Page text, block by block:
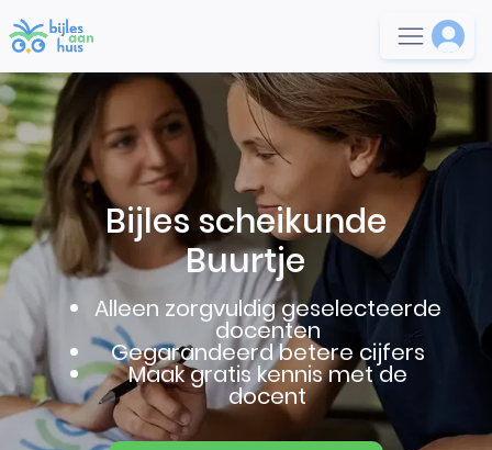
Bijles scheikunde
Buurtje
Alleen zorgvuldig geselecteerde
docenten
Gegarandeerd betere cijfers
Maak gratis kennis met de
docent